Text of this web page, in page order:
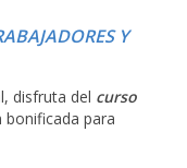
Y
disfruta del curso
para